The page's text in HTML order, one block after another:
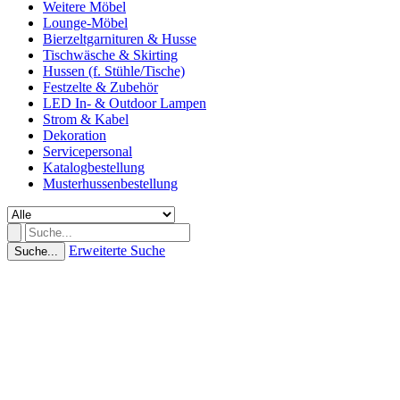
Weitere Möbel
Lounge-Möbel
Bierzeltgarnituren & Husse
Tischwäsche & Skirting
Hussen (f. Stühle/Tische)
Festzelte & Zubehör
LED In- & Outdoor Lampen
Strom & Kabel
Dekoration
Servicepersonal
Katalogbestellung
Musterhussenbestellung
Suche... Erweiterte Suche
(0